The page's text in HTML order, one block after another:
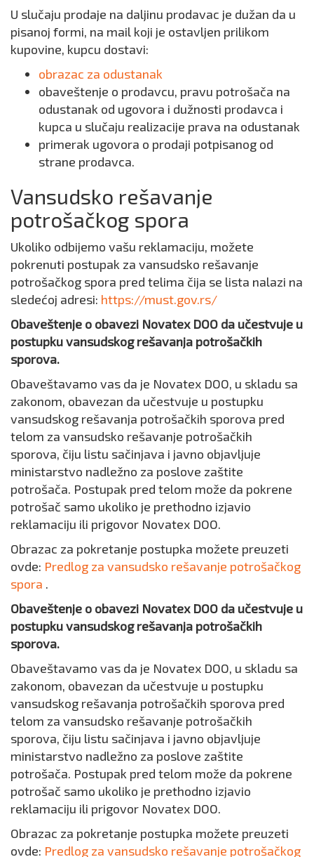
U slučaju prodaje na daljinu prodavac je dužan da u
pisanoj formi, na mail koji je ostavljen prilikom
kupovine, kupcu dostavi:
obrazac za odustanak
obaveštenje o prodavcu, pravu potrošača na
odustanak od ugovora i dužnosti prodavca i
kupca u slučaju realizacije prava na odustanak
primerak ugovora o prodaji potpisanog od
strane prodavca.
Vansudsko rešavanje
potrošačkog spora
Ukoliko odbijemo vašu reklamaciju, možete
pokrenuti postupak za vansudsko rešavanje
potrošačkog spora pred telima čija se lista nalazi na
sledećoj adresi: https://must.gov.rs/
Obaveštenje o obavezi Novatex DOO da učestvuje u
postupku vansudskog rešavanja potrošačkih
sporova.
Obaveštavamo vas da je Novatex DOO, u skladu sa
zakonom, obavezan da učestvuje u postupku
vansudskog rešavanja potrošačkih sporova pred
telom za vansudsko rešavanje potrošačkih
sporova, čiju listu sačinjava i javno objavljuje
ministarstvo nadležno za poslove zaštite
potrošača. Postupak pred telom može da pokrene
potrošač samo ukoliko je prethodno izjavio
reklamaciju ili prigovor Novatex DOO.
Obrazac za pokretanje postupka možete preuzeti
ovde: Predlog za vansudsko rešavanje potrošačkog
spora .
Obaveštenje o obavezi Novatex DOO da učestvuje u
postupku vansudskog rešavanja potrošačkih
sporova.
Obaveštavamo vas da je Novatex DOO, u skladu sa
zakonom, obavezan da učestvuje u postupku
vansudskog rešavanja potrošačkih sporova pred
telom za vansudsko rešavanje potrošačkih
sporova, čiju listu sačinjava i javno objavljuje
ministarstvo nadležno za poslove zaštite
potrošača. Postupak pred telom može da pokrene
potrošač samo ukoliko je prethodno izjavio
reklamaciju ili prigovor Novatex DOO.
Obrazac za pokretanje postupka možete preuzeti
ovde: Predlog za vansudsko rešavanje potrošačkog